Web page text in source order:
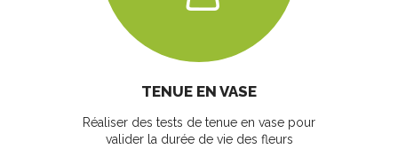
TENUE EN VASE
Réaliser des tests de tenue en vase pour
valider la durée de vie des fleurs